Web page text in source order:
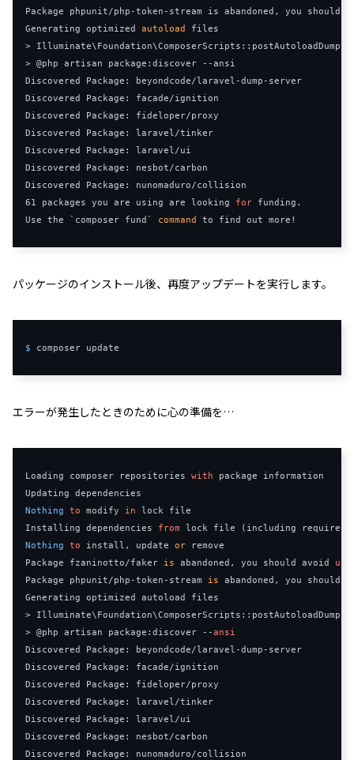
Package phpunit/php -token - stream is abandoned ,
you should
Generating optimized autoload
> Illuminate\Foundation\ComposerScripts ::
> @php artisan package : discover --
Discovered
Package : beyondcode/laravel -dump -
Discovered
Package : facade/
Discovered
Package : fideloper/
Discovered
Package : laravel /
Discovered
Package : laravel /
Discovered
Package : nesbot/
Discovered
Package : nunomaduro/
61
packages you are using are looking for funding .
Use the `composer fund` command to find out more !
パッケージのインストール後、再度アップデートを実行します。
$ composer update
エラーが発生したときのために心の準備を…
Loading composer repositories with package
Updating
Nothing to modify in lock
Installing dependencies from lock file ( including require
Nothing to install , update or
remove
Package fzaninotto/faker is abandoned , you should avoid
Package phpunit/php -token - stream is abandoned ,
you should
Generating
> Illuminate\Foundation\ComposerScripts ::
> @php artisan package : discover --ansi
Discovered
Package : beyondcode/laravel -dump -
Discovered
Package : facade/
Discovered
Package : fideloper/
Discovered
Package : laravel /
Discovered
Package : laravel /
Discovered
Package : nesbot/
Discovered
Package : nunomaduro/